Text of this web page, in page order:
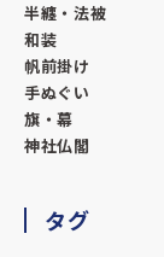
半纏・法被
和装
帆前掛け
手ぬぐい
旗・幕
神社仏閣
タグ